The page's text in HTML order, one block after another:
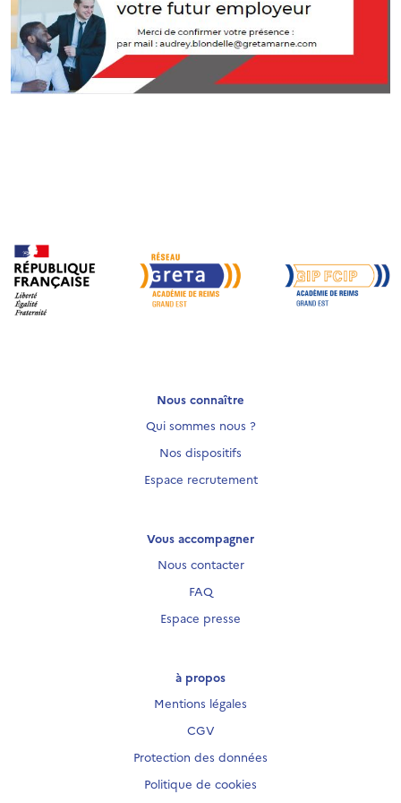
Nous connaître
Qui sommes nous ?
Nos dispositifs
Espace recrutement
Vous accompagner
Nous contacter
FAQ
Espace presse
à propos
Mentions légales
CGV
Protection des données
Politique de cookies